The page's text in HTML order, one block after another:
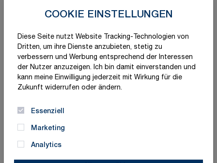
COOKIE EINSTELLUNGEN
Diese Seite nutzt Website Tracking-Technologien von
Dritten, um ihre Dienste anzubieten, stetig zu
verbessern und Werbung entsprechend der Interessen
der Nutzer anzuzeigen. Ich bin damit einverstanden und
kann meine Einwilligung jederzeit mit Wirkung für die
Zukunft widerrufen oder ändern.
Essenziell
Marketing
Analytics